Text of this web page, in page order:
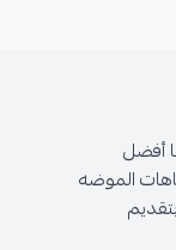
أفضل
الموضه